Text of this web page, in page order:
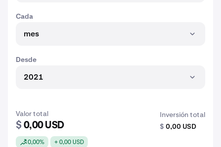
Cada
mes
Desde
2021
Valor total
$ 0,00 USD
0,00% + 0,00 USD
Inversión total
$ 0,00 USD